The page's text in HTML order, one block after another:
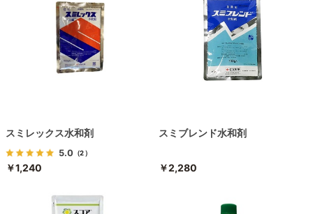
スミレックス水和剤
5.0 （2）
￥1,240
スミブレンド水和剤
￥2,280